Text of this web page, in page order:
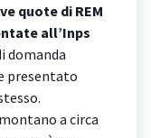
quote di REM
all’Inps
domanda
presentato
a circa